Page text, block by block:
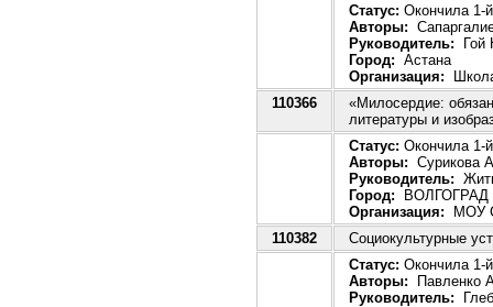
Статус: Окончила 1-
Авторы:
Руководитель: Гой
Город: Астана
Организация:
110366
«Милосердие:
литературы и
Статус: Окончила 1-
Авторы: Сурикова
Руководитель:
Город: ВОЛГОГРАД
Организация: МОУ
110382
Социокультурные
Статус: Окончила 1-
Авторы: Павленко
Руководитель: